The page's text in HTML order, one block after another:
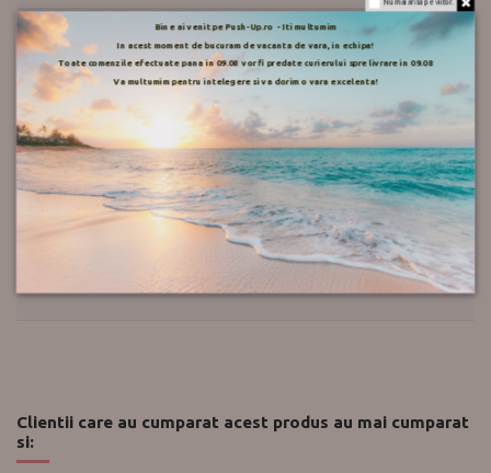
Despre Diamond
Mod de livrare
Retur
Push-up.ro
Clientii care au cumparat acest produs au mai cumparat
si:
Nu mai afisa pe viitor.
Bine ai venit pe Push-Up.ro - Iti multumim
In acest moment de bucuram de vacanta de vara, in echipa!
Toate comenzile efectuate pana in 09.08 vor fi predate curierului spre livrare in 09.08
Va multumim pentru intelegere si va dorim o vara excelenta!